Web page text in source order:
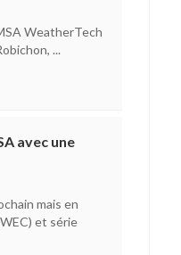
WeatherTech
...
avec une
mais en
et série